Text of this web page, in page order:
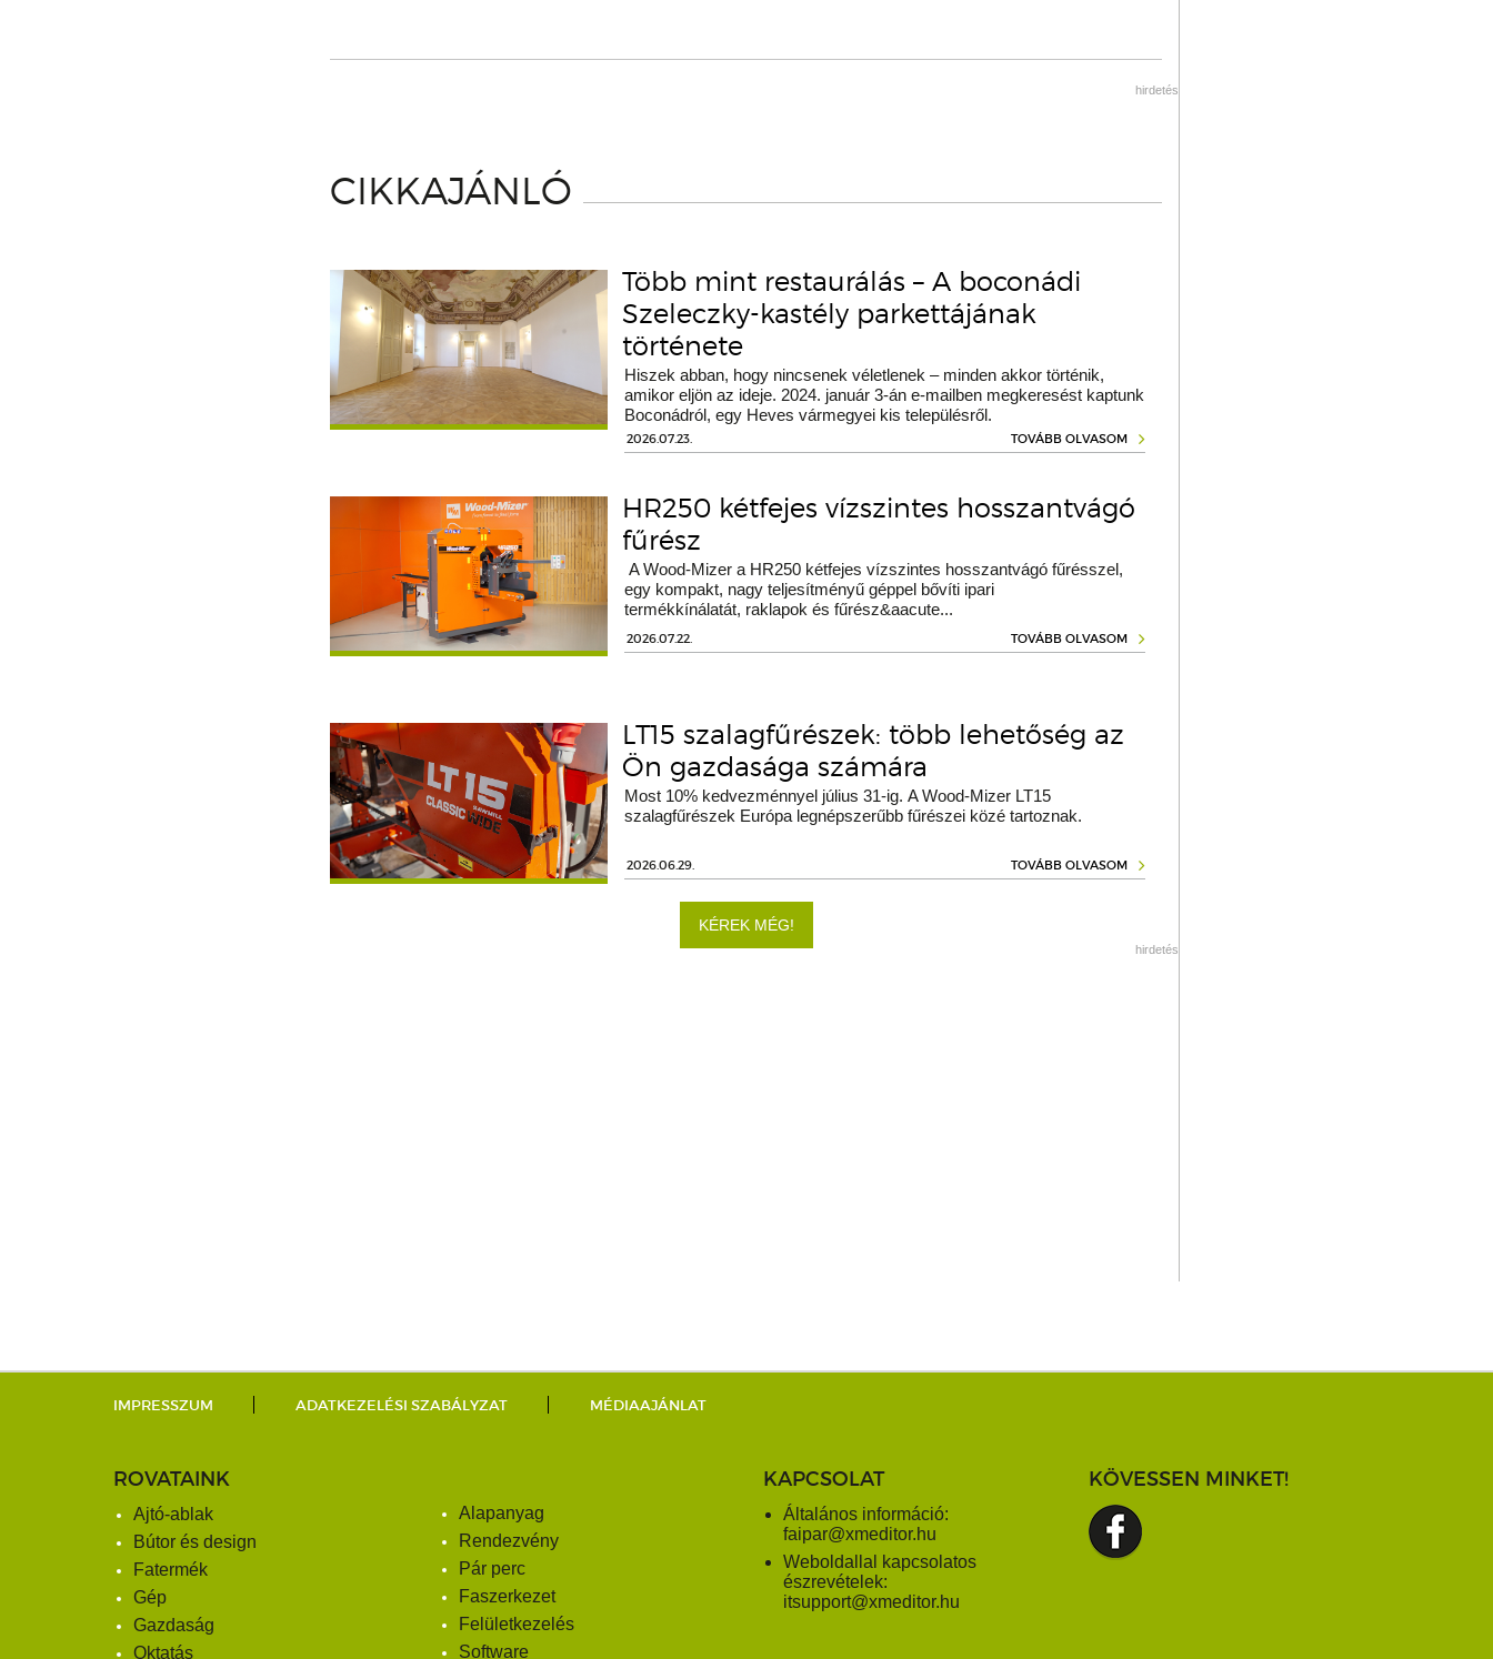
hirdetés
CIKKAJÁNLÓ
Több mint restaurálás – A boconádi
Szeleczky-kastély parkettájának
története
Hiszek abban, hogy nincsenek véletlenek – minden akkor történik,
amikor eljön az ideje. 2024. január 3-án e-mailben megkeresést kaptunk
Boconádról, egy Heves vármegyei kis településről.
2026.07.23. TOVÁBB OLVASOM
HR250 kétfejes vízszintes hosszantvágó
fűrész
A Wood-Mizer a HR250 kétfejes vízszintes hosszantvágó fűrésszel,
egy kompakt, nagy teljesítményű géppel bővíti ipari
termékkínálatát, raklapok és fűrész&aacute...
2026.07.22. TOVÁBB OLVASOM
LT15 szalagfűrészek: több lehetőség az
Ön gazdasága számára
Most 10% kedvezménnyel július 31-ig. A Wood-Mizer LT15
szalagfűrészek Európa legnépszerűbb fűrészei közé tartoznak.
2026.06.29. TOVÁBB OLVASOM
KÉREK MÉG!
hirdetés
IMPRESSZUM ADATKEZELÉSI SZABÁLYZAT MÉDIAAJÁNLAT
ROVATAINK
Ajtó-ablak
Bútor és design
Fatermék
Gép
Gazdaság
Oktatás
Alapanyag
Rendezvény
Pár perc
Faszerkezet
Felületkezelés
Software
KAPCSOLAT
Általános információ:
faipar@xmeditor.hu
Weboldallal kapcsolatos
észrevételek:
itsupport@xmeditor.hu
KÖVESSEN MINKET!